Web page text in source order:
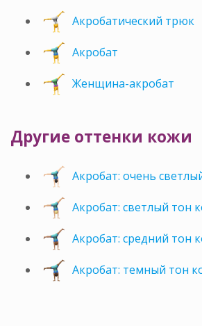
Акробатический трюк
Акробат
Женщина-акробат
Другие оттенки кожи
Акробат: очень
Акробат: светлый тон
Акробат: средний тон
Акробат: темный тон